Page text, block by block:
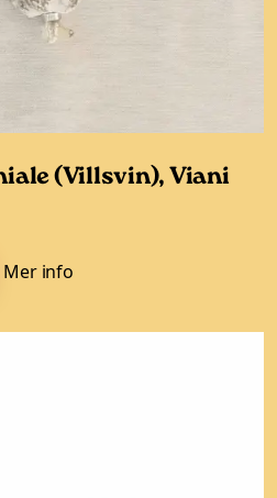
(Villsvin), Viani
Mer info